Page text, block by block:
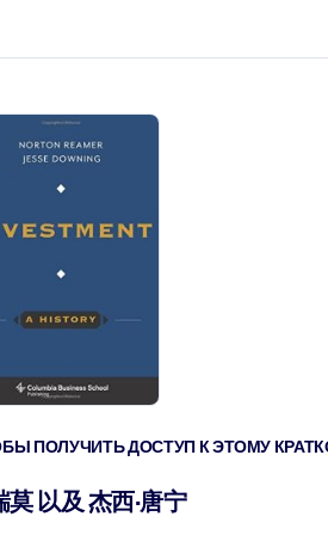
ПОЛУЧИТЬ ДОСТУП К ЭТОМУ
莫 以及 杰西·唐宁